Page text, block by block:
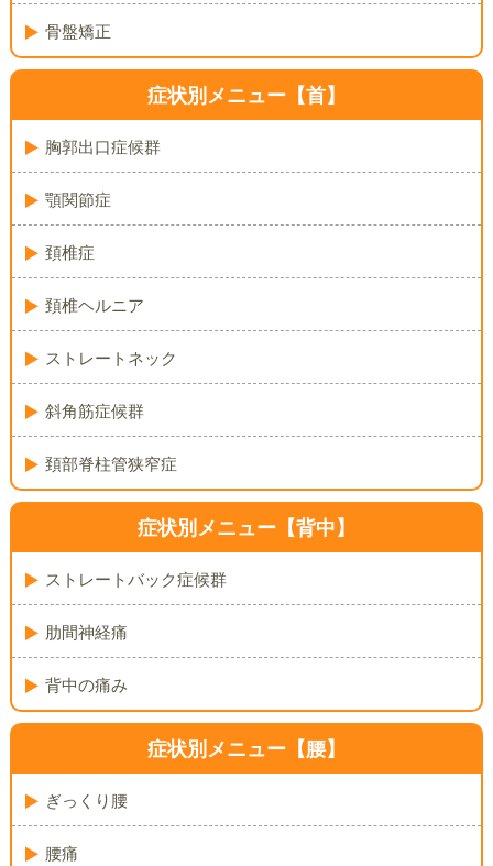
骨盤矯正
症状別メニュー【首】
胸郭出口症候群
顎関節症
頚椎症
頚椎ヘルニア
ストレートネック
斜角筋症候群
頚部脊柱管狭窄症
症状別メニュー【背中】
ストレートバック症候群
肋間神経痛
背中の痛み
症状別メニュー【腰】
ぎっくり腰
腰痛